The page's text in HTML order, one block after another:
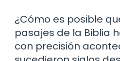
¿Cómo es posible
pasajes de la Biblia
con precisión